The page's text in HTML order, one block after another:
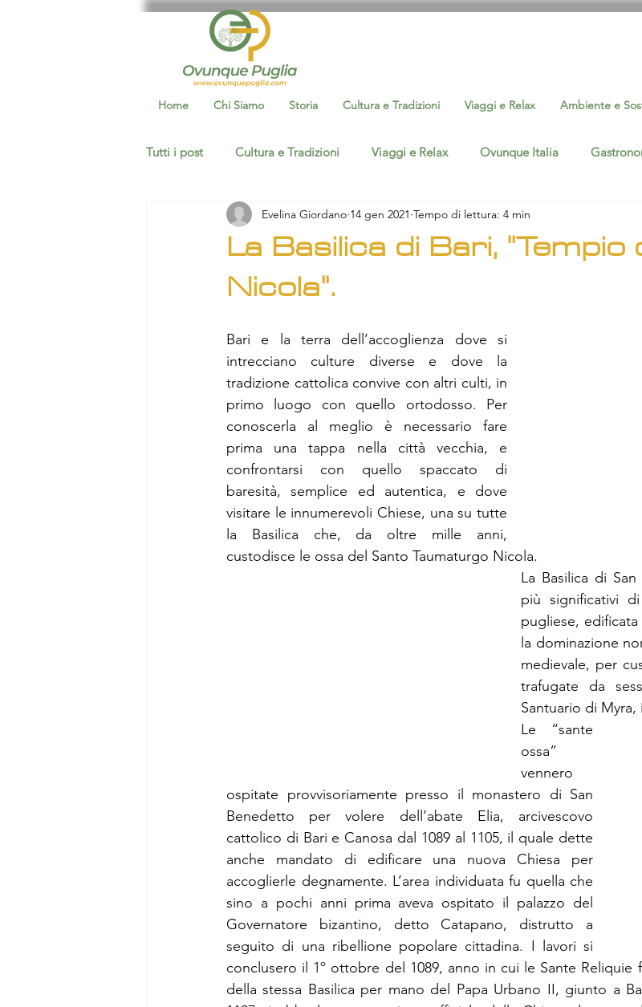
Home Chi Siamo Storia Cultura e Tradizioni Viaggi e Relax Ambiente e
Tutti i post Cultura e Tradizioni Viaggi e Relax Ovunque Italia
Eventi socio culturali storia Interviste Eventi Cultura e Sport
ceglie messapica Ovunque Basilicata
La Basilica di Bari, "Tempio
Nicola".
Evelina Giordano 14 gen 2021 Tempo di lettura: 4 min
Bari e la terra dell’accoglienza dove si
intrecciano culture diverse e dove la
tradizione cattolica convive con altri culti, in
primo luogo con quello ortodosso. Per
conoscerla al meglio è necessario fare
prima una tappa nella città vecchia, e
confrontarsi con quello spaccato di
baresità, semplice ed autentica, e dove
visitare le innumerevoli Chiese, una su tutte
la Basilica che, da oltre mille anni,
custodisce le ossa del Santo Taumaturgo Nicola.
La Basilica di
più significativi
pugliese,
la dominazione
medievale, per
trafugate da
Santuario di Myra,
Le “sante
ossa”
vennero
ospitate provvisoriamente presso il monastero di San
Benedetto per volere dell’abate Elia, arcivescovo
cattolico di Bari e Canosa dal 1089 al 1105, il quale dette
anche mandato di edificare una nuova Chiesa per
accoglierle degnamente. L’area individuata fu quella che
sino a pochi anni prima aveva ospitato il palazzo del
Governatore bizantino, detto Catapano, distrutto a
seguito di una ribellione popolare cittadina. I lavori si
conclusero il 1º ottobre del 1089, anno in cui le Sante Reliquie
della stessa Basilica per mano del Papa Urbano II, giunto a